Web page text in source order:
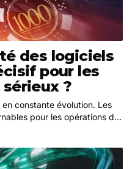
des logiciels
pour les
?
constante évolution. Les
pour les opérations de